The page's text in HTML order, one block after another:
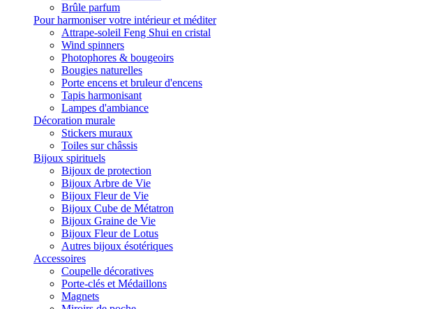
Brûle parfum
Pour harmoniser votre intérieur et méditer
Attrape-soleil Feng Shui en cristal
Wind spinners
Photophores & bougeoirs
Bougies naturelles
Porte encens et bruleur d'encens
Tapis harmonisant
Lampes d'ambiance
Décoration murale
Stickers muraux
Toiles sur châssis
Bijoux spirituels
Bijoux de protection
Bijoux Arbre de Vie
Bijoux Fleur de Vie
Bijoux Cube de Métatron
Bijoux Graine de Vie
Bijoux Fleur de Lotus
Autres bijoux ésotériques
Accessoires
Coupelle décoratives
Porte-clés et Médaillons
Magnets